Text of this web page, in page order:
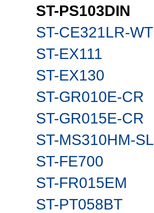
ST-PS103DIN
ST-CE321LR-WT
ST-EX111
ST-EX130
ST-GR010E-CR
ST-GR015E-CR
ST-MS310HM-SL
ST-FE700
ST-FR015EM
ST-PT058BT